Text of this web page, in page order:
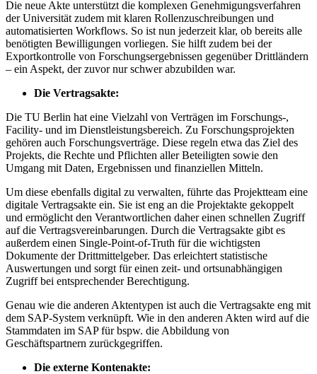
Die neue Akte unterstützt die komplexen Genehmigungsverfahren
der Universität zudem mit klaren Rollenzuschreibungen und
automatisierten Workflows. So ist nun jederzeit klar, ob bereits alle
benötigten Bewilligungen vorliegen. Sie hilft zudem bei der
Exportkontrolle von Forschungsergebnissen gegenüber Drittländern
– ein Aspekt, der zuvor nur schwer abzubilden war.
Die Vertragsakte:
Die TU Berlin hat eine Vielzahl von Verträgen im Forschungs-,
Facility- und im Dienstleistungsbereich. Zu Forschungsprojekten
gehören auch Forschungsverträge. Diese regeln etwa das Ziel des
Projekts, die Rechte und Pflichten aller Beteiligten sowie den
Umgang mit Daten, Ergebnissen und finanziellen Mitteln.
Um diese ebenfalls digital zu verwalten, führte das Projektteam eine
digitale Vertragsakte ein. Sie ist eng an die Projektakte gekoppelt
und ermöglicht den Verantwortlichen daher einen schnellen Zugriff
auf die Vertragsvereinbarungen. Durch die Vertragsakte gibt es
außerdem einen Single-Point-of-Truth für die wichtigsten
Dokumente der Drittmittelgeber. Das erleichtert statistische
Auswertungen und sorgt für einen zeit- und ortsunabhängigen
Zugriff bei entsprechender Berechtigung.
Genau wie die anderen Aktentypen ist auch die Vertragsakte eng mit
dem SAP-System verknüpft. Wie in den anderen Akten wird auf die
Stammdaten im SAP für bspw. die Abbildung von
Geschäftspartnern zurückgegriffen.
Die externe Kontenakte: